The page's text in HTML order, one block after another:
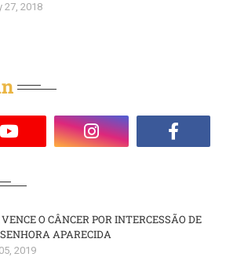
27, 2018
O CÂNCER POR INTERCESSÃO DE
APARECIDA
2019